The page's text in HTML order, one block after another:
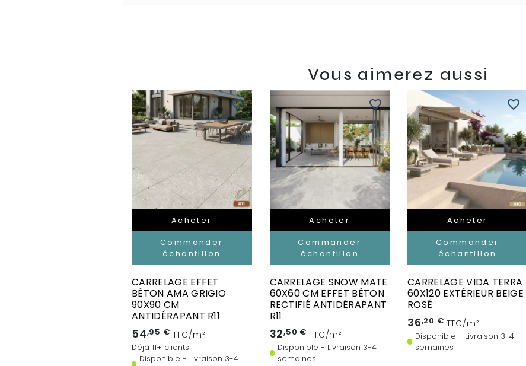
Vous aimerez aussi
Acheter
Commander
échantillon
favorite_border
CARRELAGE EFFET
BÉTON AMA GRIGIO
90X90 CM
ANTIDÉRAPANT R11
54,95 € TTC/m²
Déjà 11+ clients
Disponible - Livraison 3-4
Acheter
Commander
échantillon
favorite_border
CARRELAGE SNOW MATE
60X60 CM EFFET BÉTON
RECTIFIÉ ANTIDÉRAPANT
R11
32,50 € TTC/m²
Disponible - Livraison 3-4
semaines
Acheter
Commander
échantillon
favorite_border
CARRELAGE VIDA TERRA
60X120 EXTÉRIEUR BEIGE
ROSÉ
36,20 € TTC/m²
Disponible - Livraison 3-4
semaines